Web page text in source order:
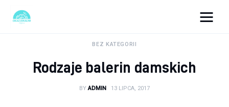
Turystyka
BEZ KATEGORII
Rodzaje balerin damskich
BY ADMIN 13 LIPCA, 2017